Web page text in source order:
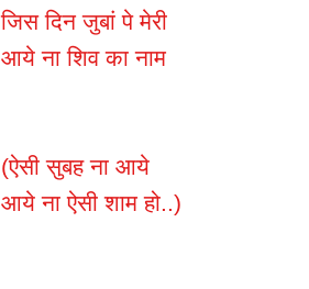
जिस दिन जुबां पे मेरी
आये ना शिव का नाम
(ऐसी सुबह ना आये
आये ना ऐसी शाम हो..)